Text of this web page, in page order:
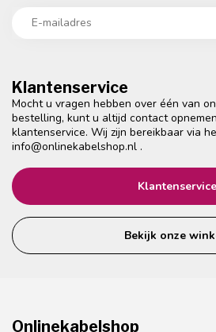
Klantenservice
Mocht u vragen hebben over één van
bestelling, kunt u altijd contact
klantenservice. Wij zijn bereikbaar via
info@onlinekabelshop.nl .
Klantenservice
Bekijk onze
Onlinekabelshop